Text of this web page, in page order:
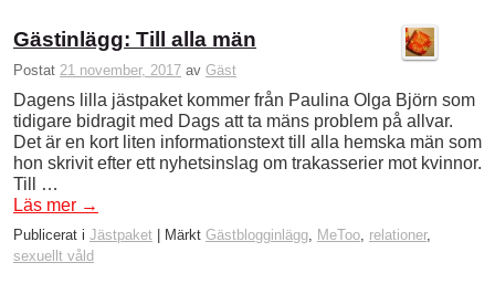
Gästinlägg: Till alla män
Postat 21 november, 2017 av Gäst
Dagens lilla jästpaket kommer från Paulina Olga Björn som
tidigare bidragit med Dags att ta mäns problem på allvar.
Det är en kort liten informationstext till alla hemska män som
hon skrivit efter ett nyhetsinslag om trakasserier mot kvinnor.
Till …
Läs mer →
Publicerat i Jästpaket Märkt Gästblogginlägg MeToo relationer,
sexuellt våld